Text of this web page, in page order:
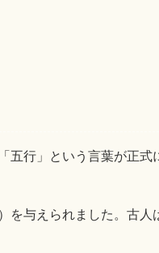
五行」という言葉が正式
を与えられました。古人